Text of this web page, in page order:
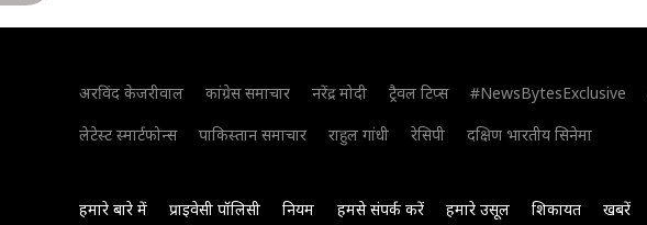
अरविंद केजरीवाल कांग्रेस समाचार नरेंद्र मोदी ट्रैवल टिप्स #NewsBytesExclusive
लेटेस्ट स्मार्टफोन्स
पाकिस्तान समाचार राहुल गांधी रेसिपी दक्षिण भारतीय सिनेमा
हमारे बारे में प्राइवेसी पॉलिसी नियम हमसे संपर्क करें हमारे उसूल शिकायत खबरें